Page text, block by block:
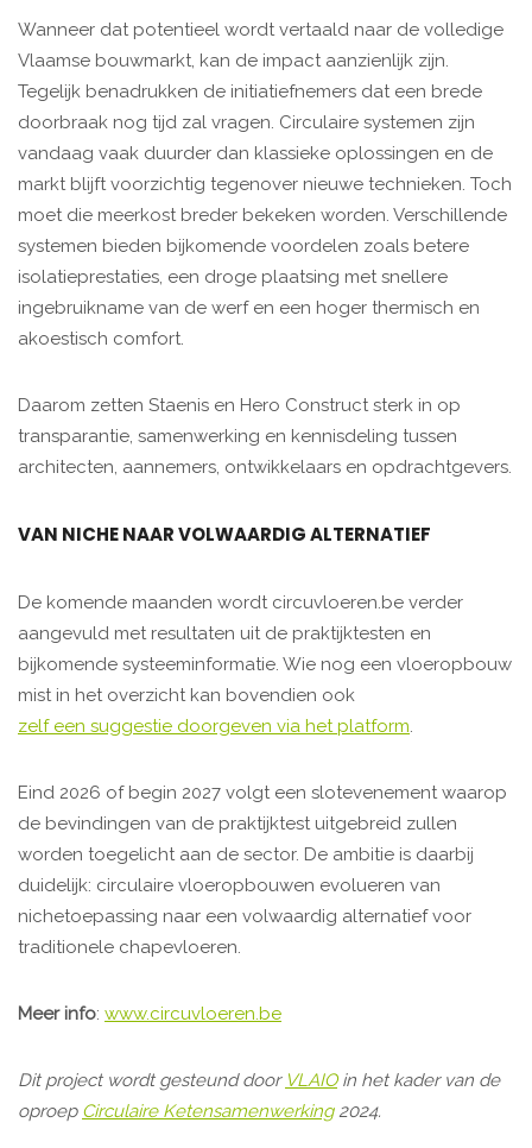
Wanneer dat potentieel wordt vertaald naar de volledige
Vlaamse bouwmarkt, kan de impact aanzienlijk zijn.
Tegelijk benadrukken de initiatiefnemers dat een brede
doorbraak nog tijd zal vragen. Circulaire systemen zijn
vandaag vaak duurder dan klassieke oplossingen en de
markt blijft voorzichtig tegenover nieuwe technieken. Toch
moet die meerkost breder bekeken worden. Verschillende
systemen bieden bijkomende voordelen zoals betere
isolatieprestaties, een droge plaatsing met snellere
ingebruikname van de werf en een hoger thermisch en
akoestisch comfort.
Daarom zetten Staenis en Hero Construct sterk in op
transparantie, samenwerking en kennisdeling tussen
architecten, aannemers, ontwikkelaars en opdrachtgevers.
VAN NICHE NAAR VOLWAARDIG ALTERNATIEF
De komende maanden wordt circuvloeren.be verder
aangevuld met resultaten uit de praktijktesten en
bijkomende systeeminformatie. Wie nog een vloeropbouw
mist in het overzicht kan bovendien ook
zelf een suggestie doorgeven via het platform.
Eind 2026 of begin 2027 volgt een slotevenement waarop
de bevindingen van de praktijktest uitgebreid zullen
worden toegelicht aan de sector. De ambitie is daarbij
duidelijk: circulaire vloeropbouwen evolueren van
nichetoepassing naar een volwaardig alternatief voor
traditionele chapevloeren.
Meer info: www.circuvloeren.be
Dit project wordt gesteund door VLAIOin het kader van de
oproep Circulaire Ketensamenwerking2024.